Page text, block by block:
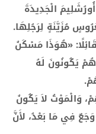
الْجَدِيدَةَ
مُزَيَّنَةٍ لِرَجُلِهَا.
«هُوَذَا مَسْكَنُ
يَكُونُونَ لَهُ
وَالْمَوْتُ لاَ يَكُونُ
فِي مَا بَعْدُ، لأَنَّ